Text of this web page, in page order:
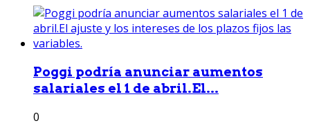
Poggi podría anunciar aumentos
salariales el 1 de abril.El...
0